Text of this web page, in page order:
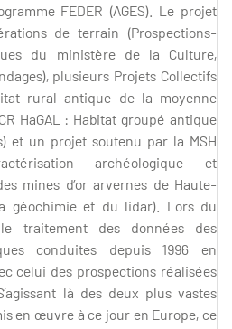
FEDER (AGES). Le projet
de terrain (Prospections-
du ministère de la Culture,
plusieurs Projets Collectifs
rural antique de la moyenne
HaGAL : Habitat groupé antique
et un projet soutenu par la MSH
archéologique et
mines d’or arvernes de Haute-
géochimie et du lidar). Lors du
traitement des données des
conduites depuis 1996 en
celui des prospections réalisées
là des deux plus vastes
en œuvre à ce jour en Europe, ce